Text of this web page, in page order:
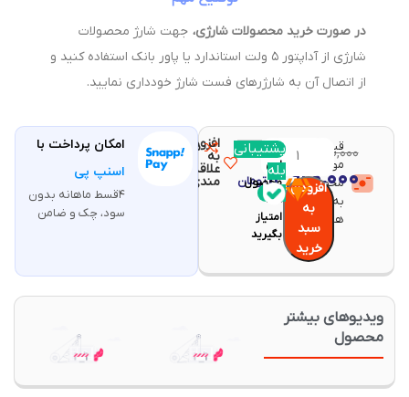
در صورت خرید محصولات شارژی،جهت شارژ محصولات
شارژی از آداپتور ۵ ولت استاندارد یا پاور بانک استفاده کنید و
از اتصال آن به شارژرهای فست شارژ خودداری نمایید.
قیمت و
موجودی
محصولات
به روز
هستند.
۱۵,۰۱۰,۰۰۰
۱۴,۹۲۰,۰۰۰تومان
افزودن
به
سبد
خرید
با خرید
این
محصول
۲۹۸
امتیاز
بگیرید
پشتیبانی
افزودن
به
علاقه
مندی
مقایسه
امکان پرداخت با
اسنپ پی
۴قسط ماهانه بدون
سود، چک و ضامن
ویدیوهای بیشتر
محصول